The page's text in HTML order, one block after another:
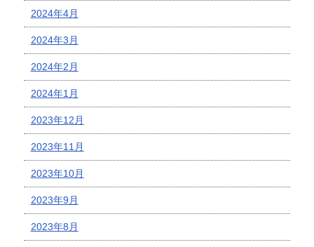
2024年4月
2024年3月
2024年2月
2024年1月
2023年12月
2023年11月
2023年10月
2023年9月
2023年8月